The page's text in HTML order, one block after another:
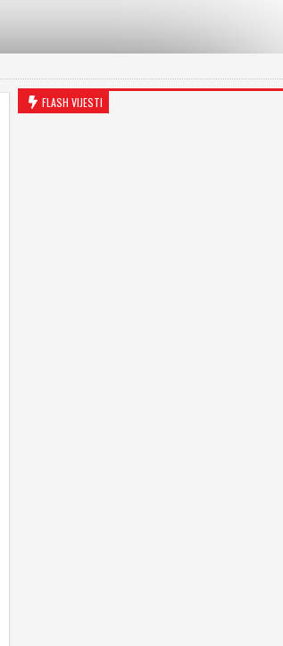
FLASH VIJESTI